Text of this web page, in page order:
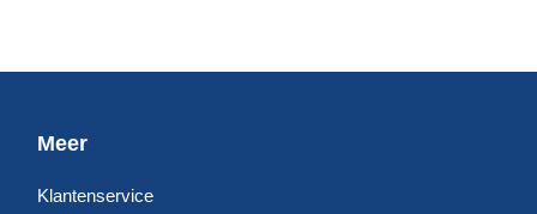
Meer
Klantenservice